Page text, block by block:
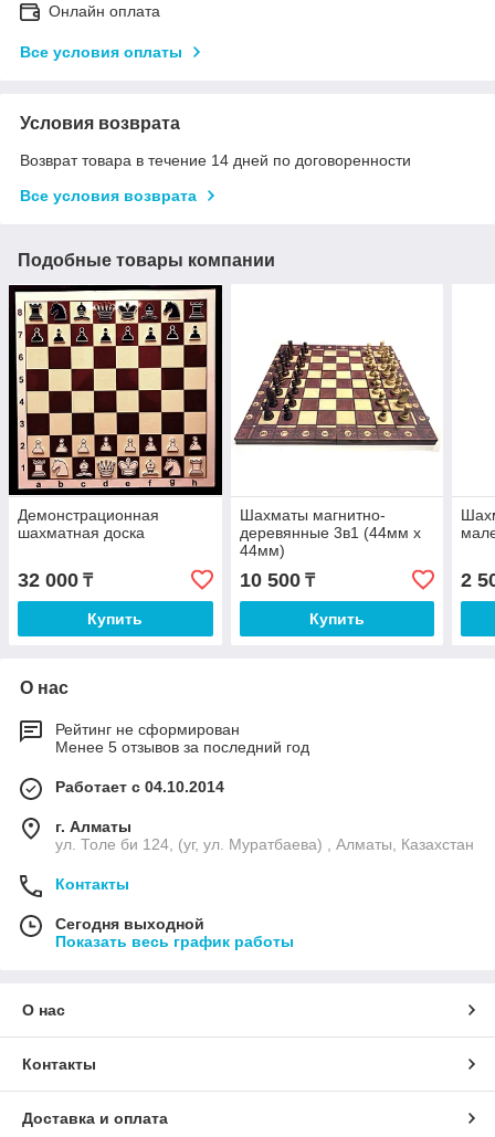
Онлайн оплата
Все условия оплаты
Условия возврата
Возврат товара в течение 14 дней по договоренности
Все условия возврата
Подобные товары компании
Демонстрационная
шахматная доска
32 000 ₸
Купить
Шахматы магнитно-
деревянные 3в1 (44мм x
44мм)
10 500₸
Купить
2
О нас
Рейтинг не сформирован
Менее 5 отзывов за последний год
Работает с 04.10.2014
г. Алматы
ул. Толе би 124, (уг, ул. Муратбаева) , Алматы, Казахстан
Контакты
Сегодня выходной
Показать весь график работы
О нас
Контакты
Доставка и оплата